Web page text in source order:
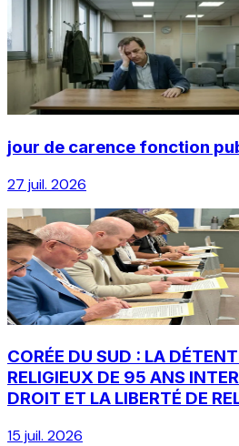
jour de carence fonction
27 juil. 2026
CORÉE DU SUD : LA
RELIGIEUX DE 95 ANS
DROIT ET LA LIBERTÉ DE
15 juil. 2026